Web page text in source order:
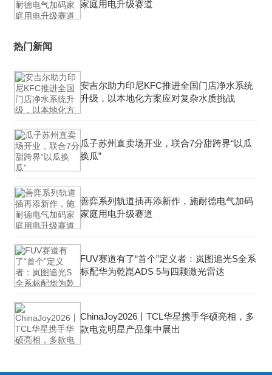
家庭用电升级赛道
热门新闻
安吉尔助力印尼KFC推进全国门店净水系统
升级，以本地化方案应对复杂水质挑战
瓜子苏州直卖场开业，联合7分甜跨界“以瓜
换瓜”
善弈系列轨道插再添新作，施耐德电气加码
家庭用电升级赛道
FUV赛道有了“首个”定义者：岚图追光S全系
标配华为乾崑ADS 5与四颗激光雷达
ChinaJoy2026丨TCL华星携手华硕亮相，多
款电竞明星产品集中展出